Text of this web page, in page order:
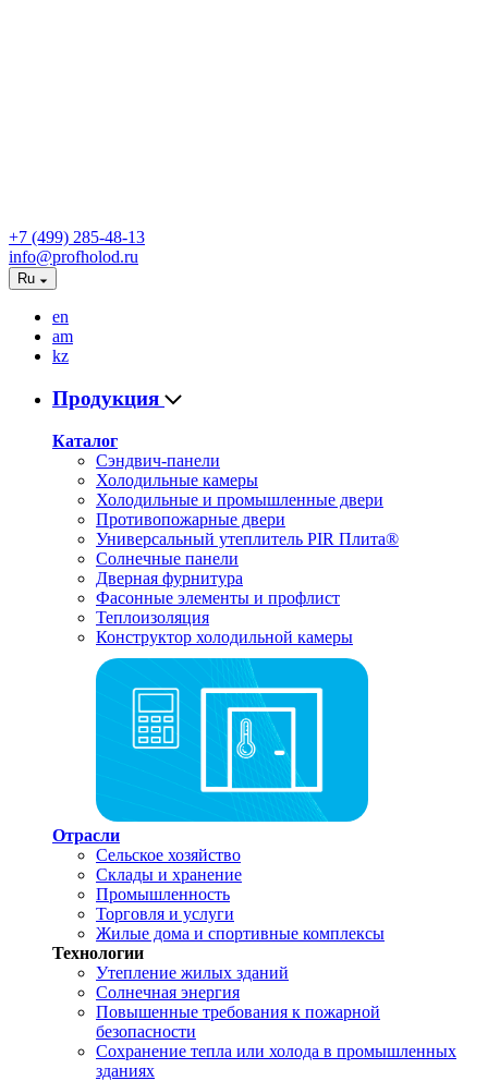
+7 (499) 285-48-13
info@profholod.ru
Ru
en
am
kz
Продукция
Каталог
Сэндвич-панели
Холодильные камеры
Холодильные и промышленные двери
Противопожарные двери
Универсальный утеплитель PIR Плита®
Солнечные панели
Дверная фурнитура
Фасонные элементы и профлист
Теплоизоляция
Конструктор холодильной камеры
Отрасли
Сельское хозяйство
Склады и хранение
Промышленность
Торговля и услуги
Жилые дома и спортивные комплексы
Технологии
Утепление жилых зданий
Солнечная энергия
Повышенные требования к пожарной
безопасности
Сохранение тепла или холода в промышленных
зданиях